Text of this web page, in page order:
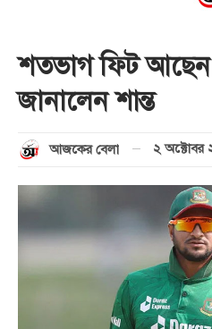
শতভাগ ফিট আছেন
জানালেন শান্ত
আজকের বেলা ২ অক্টোবর